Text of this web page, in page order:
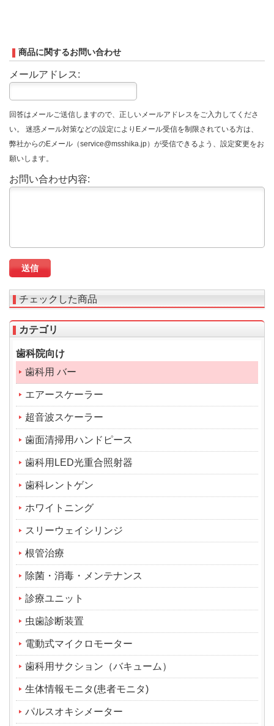
商品に関するお問い合わせ
メールアドレス:
回答はメールご送信しますので、正しいメールアドレスをご入力してくださ
い。 迷惑メール対策などの設定によりEメール受信を制限されている方は、
弊社からのEメール（service@msshika.jp）が受信できるよう、設定変更をお
願いします。
お問い合わせ内容:
チェックした商品
カテゴリ
歯科院向け
歯科用 バー
エアースケーラー
超音波スケーラー
歯面清掃用ハンドピース
歯科用LED光重合照射器
歯科レントゲン
ホワイトニング
スリーウェイシリンジ
根管治療
除菌・消毒・メンテナンス
診療ユニット
虫歯診断装置
電動式マイクロモーター
歯科用サクション（バキューム）
生体情報モニタ(患者モニタ)
パルスオキシメーター